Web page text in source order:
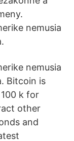
nemusia
nemusia
Bitcoin is
k for
other
and